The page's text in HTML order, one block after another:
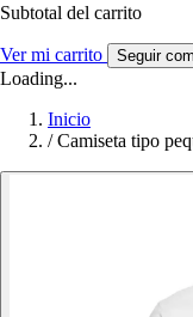
Subtotal del carrito
Ver mi carrito Seguir
Loading...
Inicio
/ Camiseta tipo